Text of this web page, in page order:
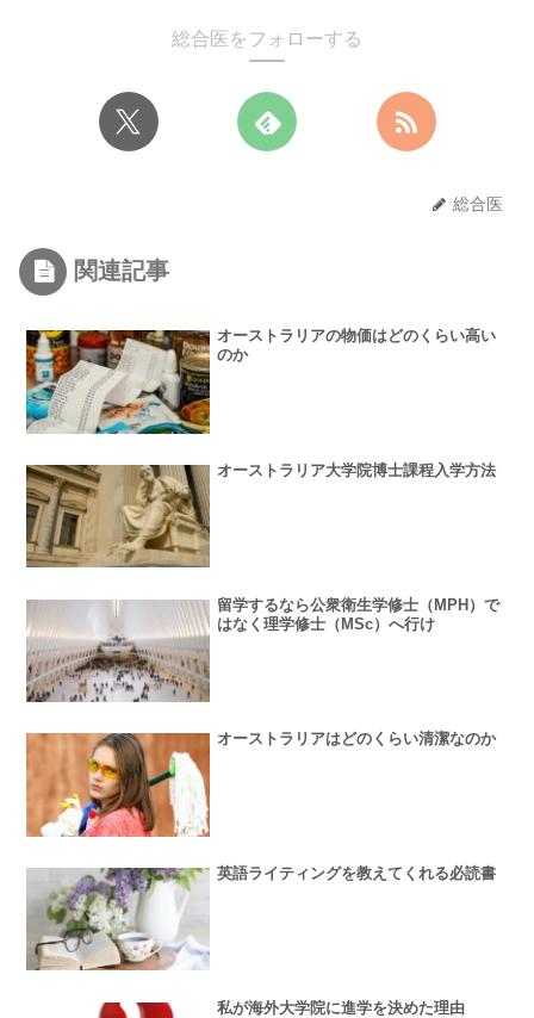
総合医をフォローする
総合医
関連記事
オーストラリアの物価はどのくらい高い
のか
オーストラリア大学院博士課程入学方法
留学するなら公衆衛生学修士（MPH）で
はなく理学修士（MSc）へ行け
オーストラリアはどのくらい清潔なのか
英語ライティングを教えてくれる必読書
私が海外大学院に進学を決めた理由